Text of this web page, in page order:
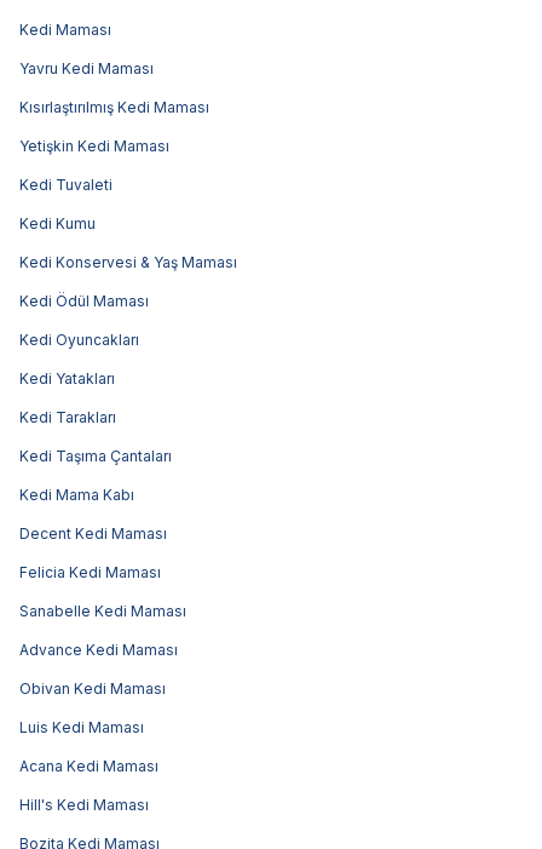
Kedi Maması
Yavru Kedi Maması
Kısırlaştırılmış Kedi Maması
Yetişkin Kedi Maması
Kedi Tuvaleti
Kedi Kumu
Kedi Konservesi & Yaş Maması
Kedi Ödül Maması
Kedi Oyuncakları
Kedi Yatakları
Kedi Tarakları
Kedi Taşıma Çantaları
Kedi Mama Kabı
Decent Kedi Maması
Felicia Kedi Maması
Sanabelle Kedi Maması
Advance Kedi Maması
Obivan Kedi Maması
Luis Kedi Maması
Acana Kedi Maması
Hill's Kedi Maması
Bozita Kedi Maması